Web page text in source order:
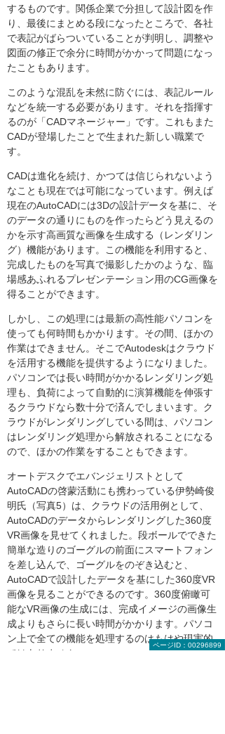
するものです。関係企業で分担して設計図を作
り、最後にまとめる段になったところで、各社
で表記がばらついていることが判明し、調整や
図面の修正で余分に時間がかかって問題になっ
たこともあります。
このような混乱を未然に防ぐには、表記ルール
などを統一する必要があります。それを指揮す
るのが「CADマネージャー」です。これもまた
CADが登場したことで生まれた新しい職業で
す。
CADは進化を続け、かつては信じられないよう
なことも現在では可能になっています。例えば
現在のAutoCADには3Dの設計データを基に、そ
のデータの通りにものを作ったらどう見えるの
かを示す高画質な画像を生成する（レンダリン
グ）機能があります。この機能を利用すると、
完成したものを写真で撮影したかのような、臨
場感あふれるプレゼンテーション用のCG画像を
得ることができます。
しかし、この処理には最新の高性能パソコンを
使っても何時間もかかります。その間、ほかの
作業はできません。そこでAutodeskはクラウド
を活用する機能を提供するようになりました。
パソコンでは長い時間がかかるレンダリング処
理も、負荷によって自動的に演算機能を伸張す
るクラウドなら数十分で済んでしまいます。ク
ラウドがレンダリングしている間は、パソコン
はレンダリング処理から解放されることになる
ので、ほかの作業をすることもできます。
オートデスクでエバンジェリストとして
AutoCADの啓蒙活動にも携わっている伊勢崎俊
明氏（写真5）は、クラウドの活用例として、
AutoCADのデータからレンダリングした360度
VR画像を見せてくれました。段ボールでできた
簡単な造りのゴーグルの前面にスマートフォン
を差し込んで、ゴーグルをのぞき込むと、
AutoCADで設計したデータを基にした360度VR
画像を見ることができるのです。360度俯瞰可
能なVR画像の生成には、完成イメージの画像生
成よりもさらに長い時間がかかります。パソコ
ン上で全ての機能を処理するのはもはや現実的
ではありません。
ページID：00296899